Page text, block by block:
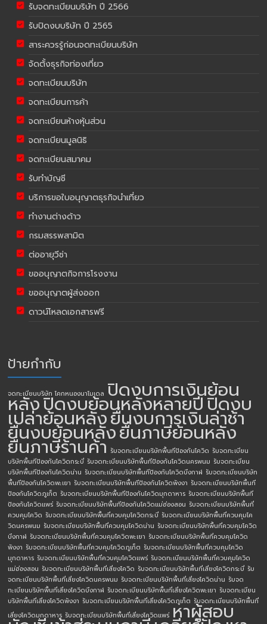
รับจดทะเบียนบริษัท ปี 2566
รับปิดงบบริษัท ปี 2565
สาระควรรู้ก่อนจดทะเบียนบริษัท
จัดตั้งธุรกิจท่องเที่ยว
จดทะเบียนบริษัท
จดทะเบียนการค้า
จดทะเบียนห้างหุ้นส่วน
จดทะเบียนมูลนิธิ
จดทะเบียนสมาคม
รับทำบัญชี
บริการขอใบอนุญาตธุรกิจนำเที่ยว
ทำงานต่างด้าว
กรมสรรพสามิต
ต่ออายุวีซ่า
ขออนุญาตกิจการโรงงาน
ขออนุญาตผู้ส่งออก
ดาวน์โหลดเอกสารฟรี
ป้ายกำกับ
จดทะเบียนบริษัท โคกหนองนาโมเดล ปิดงบการเงินย้อน
หลังปิดงบย้อนหลังหลายปีปิดงบ
เปล่าย้อนหลังยื่นงบการเงินล่าช้า
ยื่นงบย้อนหลังยื่นภาษีย้อนหลัง
ยื่นภาษีร้านค้า รับจดทะเบียนบริษัทพื้นทีป้องกันโควิด รับจดทะเบียน
บริษัทพื้นทีป้องกันโควิดกระบี่ รับจดทะเบียนบริษัทพื้นทีป้องกันโควิดนครพนม รับจดทะเบียน
บริษัทพื้นทีป้องกันโควิดน่าน รับจดทะเบียนบริษัทพื้นทีป้องกันโควิดบึงกาฬ รับจดทะเบียนบริษัท
พื้นทีป้องกันโควิดพะเยา รับจดทะเบียนบริษัทพื้นทีป้องกันโควิดพังงา รับจดทะเบียนบริษัทพื้นที
ป้องกันโควิดภูเก็ต รับจดทะเบียนบริษัทพื้นทีป้องกันโควิดมุกดาหาร รับจดทะเบียนบริษัทพื้นที
ป้องกันโควิดแพร่ รับจดทะเบียนบริษัทพื้นทีป้องกันโควิดแม่ฮ่องสอน รับจดทะเบียนบริษัทพื้นที่
ควบคุมโควิด รับจดทะเบียนบริษัทพื้นที่ควบคุมโควิดกระบี่ รับจดทะเบียนบริษัทพื้นที่ควบคุมโค
วิดนครพนม รับจดทะเบียนบริษัทพื้นที่ควบคุมโควิดน่าน รับจดทะเบียนบริษัทพื้นที่ควบคุมโควิด
บึงกาฬ รับจดทะเบียนบริษัทพื้นที่ควบคุมโควิดพะเยา รับจดทะเบียนบริษัทพื้นที่ควบคุมโควิด
พังงา รับจดทะเบียนบริษัทพื้นที่ควบคุมโควิดภูเก็ต รับจดทะเบียนบริษัทพื้นที่ควบคุมโควิด
มุกดาหาร รับจดทะเบียนบริษัทพื้นที่ควบคุมโควิดแพร่ รับจดทะเบียนบริษัทพื้นที่ควบคุมโควิด
แม่ฮ่องสอน รับจดทะเบียนบริษัทพื้นที่เสี่ยงโควิด รับจดทะเบียนบริษัทพื้นที่เสี่ยงโควิดกระบี่ รับ
จดทะเบียนบริษัทพื้นที่เสี่ยงโควิดนครพนม รับจดทะเบียนบริษัทพื้นที่เสี่ยงโควิดน่าน รับจด
ทะเบียนบริษัทพื้นที่เสี่ยงโควิดบึงกาฬ รับจดทะเบียนบริษัทพื้นที่เสี่ยงโควิดพะเยา รับจดทะเบียน
บริษัทพื้นที่เสี่ยงโควิดพังงา รับจดทะเบียนบริษัทพื้นที่เสี่ยงโควิดภูเก็ต รับจดทะเบียนบริษัทพื้นที่
เสี่ยงโควิดมุกดาหาร รับจดทะเบียนบริษัทพื้นที่เสี่ยงโควิดแพร่ หาผู้สอบ